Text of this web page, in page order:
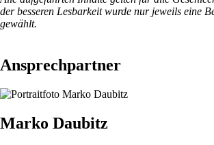
der besseren Lesbarkeit wurde nur jeweils eine
gewählt.
Ansprechpartner
Marko Daubitz